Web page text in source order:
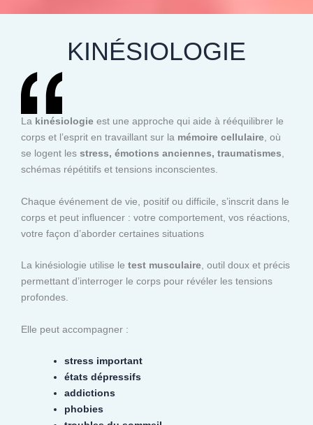
KINÉSIOLOGIE
La kinésiologie est une approche qui aide à rééquilibrer le
corps et l’esprit en travaillant sur la mémoire cellulaire, où
se logent les stress, émotions anciennes, traumatismes,
schémas répétitifs et tensions inconscientes.
Chaque événement de vie, positif ou difficile, s’inscrit dans le
corps et peut influencer : votre comportement, vos réactions,
votre façon d’aborder certaines situations
La kinésiologie utilise le test musculaire, outil doux et précis
permettant d’interroger le corps pour révéler les tensions
profondes.
Elle peut accompagner :
stress important
états dépressifs
addictions
phobies